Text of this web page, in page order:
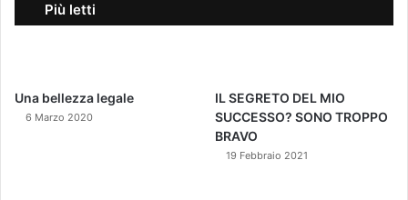
Più letti
Una bellezza legale
6 Marzo 2020
IL SEGRETO DEL MIO
SUCCESSO? SONO TROPPO
BRAVO
19 Febbraio 2021